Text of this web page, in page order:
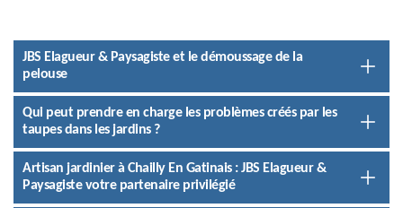
JBS Elagueur & Paysagiste et le démoussage de la
pelouse
Qui peut prendre en charge les problèmes créés par les
taupes dans les jardins ?
Artisan jardinier à Chailly En Gatinais : JBS Elagueur &
Paysagiste votre partenaire privilégié